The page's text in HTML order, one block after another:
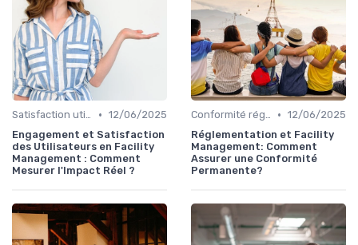
Satisfaction utilisateurs • 12/06/2025
Engagement et Satisfaction
des Utilisateurs en Facility
Management : Comment
Mesurer l'Impact Réel ?
Conformité réglementaire • 12/06/2025
Réglementation et Facility
Management: Comment
Assurer une Conformité
Permanente?